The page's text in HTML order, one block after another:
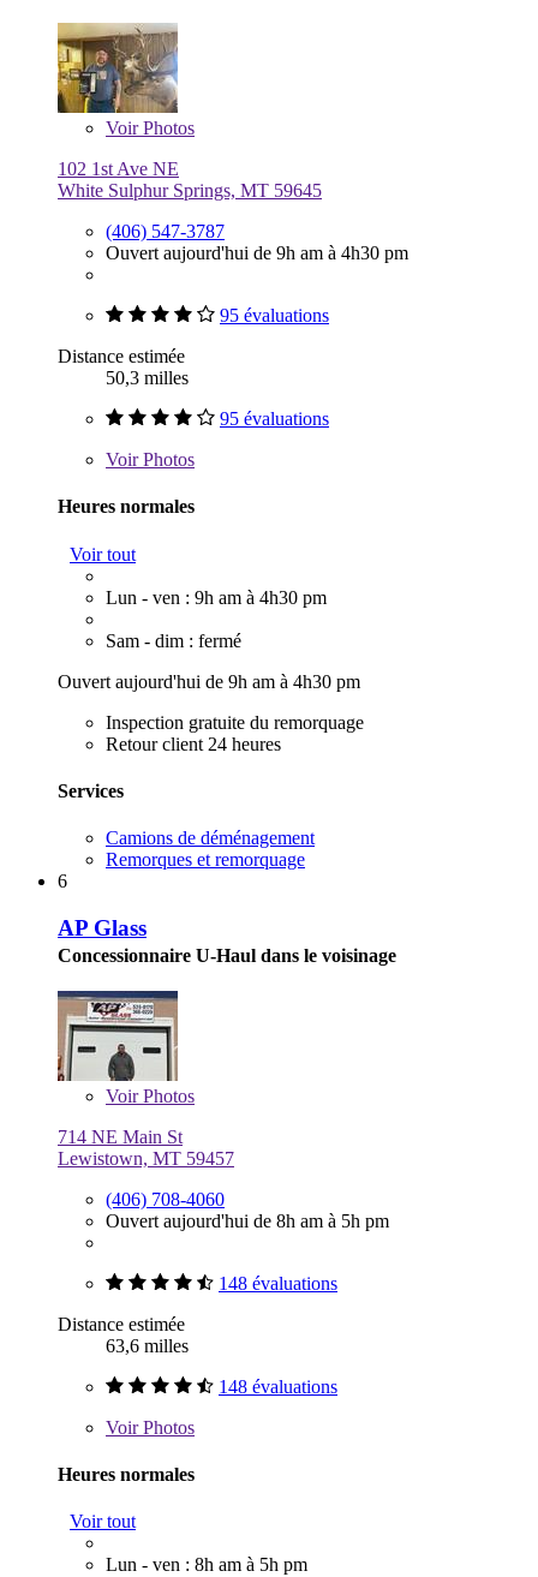
VoirPhotos
102 1st Ave NE
White Sulphur Springs, MT 59645
(406) 547-3787
Ouvert aujourd'hui de 9h am à 4h30 pm
95 évaluations
Distance estimée
50,3 milles
95 évaluations
VoirPhotos
Heures normales
Voir tout
Lun - ven : 9h am à 4h30 pm
Sam - dim : fermé
Ouvert aujourd'hui de 9h am à 4h30 pm
Inspection gratuite du remorquage
Retour client 24 heures
Services
Camions de déménagement
Remorques et remorquage
6
AP Glass
Concessionnaire U-Haul dans le voisinage
VoirPhotos
714 NE Main St
Lewistown, MT 59457
(406) 708-4060
Ouvert aujourd'hui de 8h am à 5h pm
148 évaluations
Distance estimée
63,6 milles
148 évaluations
VoirPhotos
Heures normales
Voir tout
Lun - ven : 8h am à 5h pm